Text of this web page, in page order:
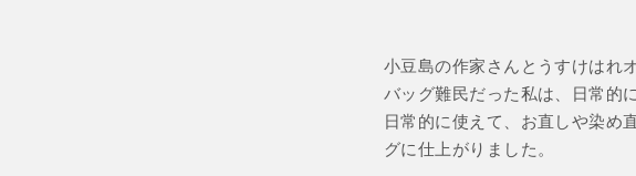
小豆島の作家さんとうすけはれ
バッグ難民だった私は、日常的
日常的に使えて、お直しや染め
グに仕上がりました。